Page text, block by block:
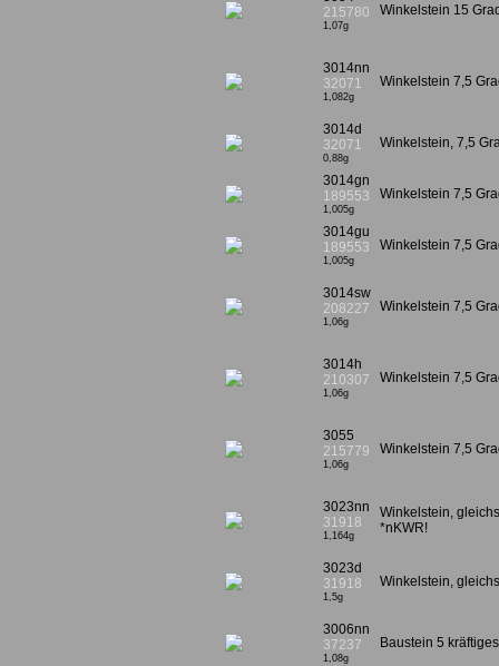
215780
1,07g
Winkelstein 15
3014nn
32071
1,082g
Winkelstein 7,5
3014d
32071
0,88g
Winkelstein, 7,5
3014gn
189553
1,005g
Winkelstein 7,5
3014gu
189553
1,005g
Winkelstein 7,5
3014sw
208227
1,06g
Winkelstein 7,5
3014h
210307
1,06g
Winkelstein 7,5
3055
215779
1,06g
Winkelstein 7,5
3023nn
31918
1,164g
Winkelstein,
*nKWR!
3023d
31918
1,5g
Winkelstein,
3006nn
37237
1,08g
Baustein 5